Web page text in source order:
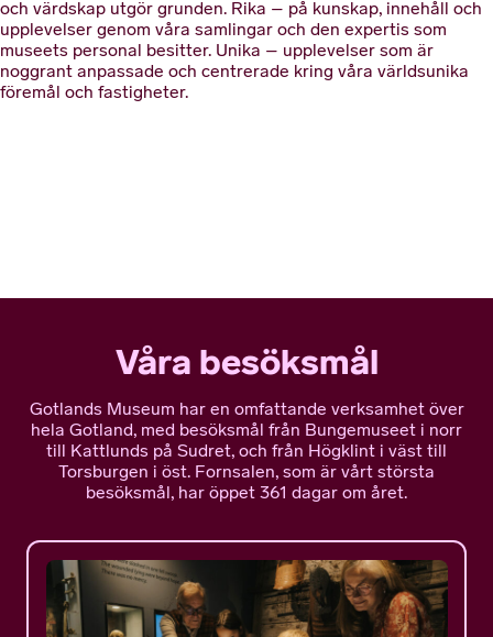
och värdskap utgör grunden. Rika – på kunskap, innehåll och
upplevelser genom våra samlingar och den expertis som
museets personal besitter. Unika – upplevelser som är
noggrant anpassade och centrerade kring våra världsunika
föremål och fastigheter.
Våra besöksmål
Gotlands Museum har en omfattande verksamhet över
hela Gotland, med besöksmål från Bungemuseet i norr
till Kattlunds på Sudret, och från Högklint i väst till
Torsburgen i öst. Fornsalen, som är vårt största
besöksmål, har öppet 361 dagar om året.